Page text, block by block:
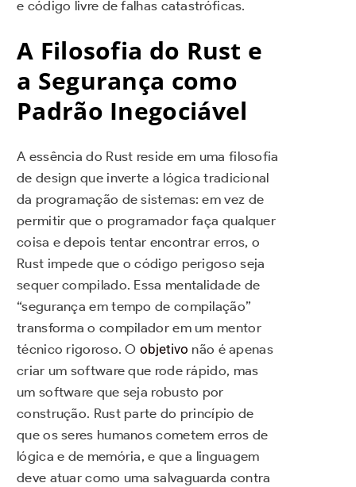
e código livre de falhas catastróficas.
A Filosofia do Rust e
a Segurança como
Padrão Inegociável
A essência do Rust reside em uma filosofia
de design que inverte a lógica tradicional
da programação de sistemas: em vez de
permitir que o programador faça qualquer
coisa e depois tentar encontrar erros, o
Rust impede que o código perigoso seja
sequer compilado. Essa mentalidade de
“segurança em tempo de compilação”
transforma o compilador em um mentor
técnico rigoroso. Oobjetivo não é apenas
criar um software que rode rápido, mas
um software que seja robusto por
construção. Rust parte do princípio de
que os seres humanos cometem erros de
lógica e de memória, e que a linguagem
deve atuar como uma salvaguarda contra